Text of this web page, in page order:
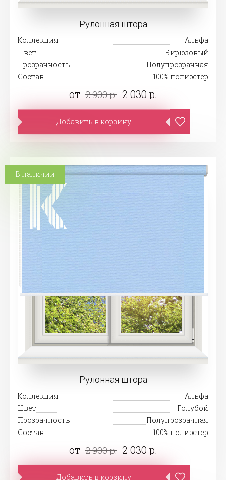
Рулонная штора
Коллекция
Альфа
Цвет
Бирюзовый
Прозрачность
Полупрозрачная
Состав
100% полиэстер
от 2 900 р. 2 030 р.
Добавить в корзину
Рулонная штора
Коллекция
Альфа
Цвет
Голубой
Прозрачность
Полупрозрачная
Состав
100% полиэстер
от 2 900 р. 2 030 р.
В наличии
Добавить в корзину